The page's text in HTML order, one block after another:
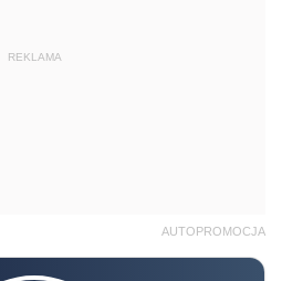
REKLAMA
AUTOPROMOCJA